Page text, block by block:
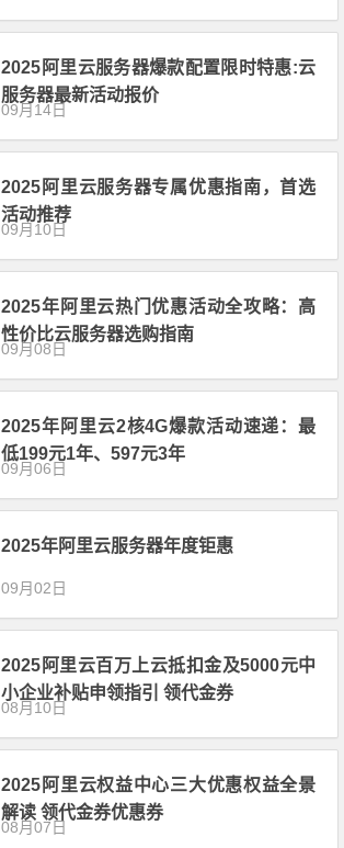
2025阿里云服务器爆款配置限时特惠:云
服务器最新活动报价
09月14日
2025阿里云服务器专属优惠指南，首选
活动推荐
09月10日
2025年阿里云热门优惠活动全攻略：高
性价比云服务器选购指南
09月08日
2025年阿里云2核4G爆款活动速递：最
低199元1年、597元3年
09月06日
2025年阿里云服务器年度钜惠
09月02日
2025阿里云百万上云抵扣金及5000元中
小企业补贴申领指引 领代金券
08月10日
2025阿里云权益中心三大优惠权益全景
解读 领代金券优惠券
08月07日